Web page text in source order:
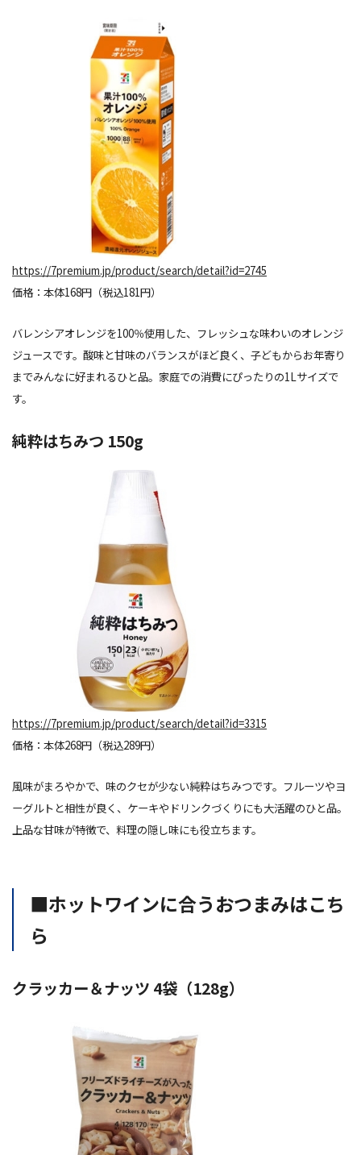
https://7premium.jp/product/search/detail?id=2745
価格：本体168円（税込181円）
バレンシアオレンジを100％使用した、フレッシュな味わいのオレンジ
ジュースです。酸味と甘味のバランスがほど良く、子どもからお年寄り
までみんなに好まれるひと品。家庭での消費にぴったりの1Lサイズで
す。
純粋はちみつ 150g
https://7premium.jp/product/search/detail?id=3315
価格：本体268円（税込289円）
風味がまろやかで、味のクセが少ない純粋はちみつです。フルーツやヨ
ーグルトと相性が良く、ケーキやドリンクづくりにも大活躍のひと品。
上品な甘味が特徴で、料理の隠し味にも役立ちます。
■ホットワインに合うおつまみはこち
ら
クラッカー＆ナッツ 4袋（128g）